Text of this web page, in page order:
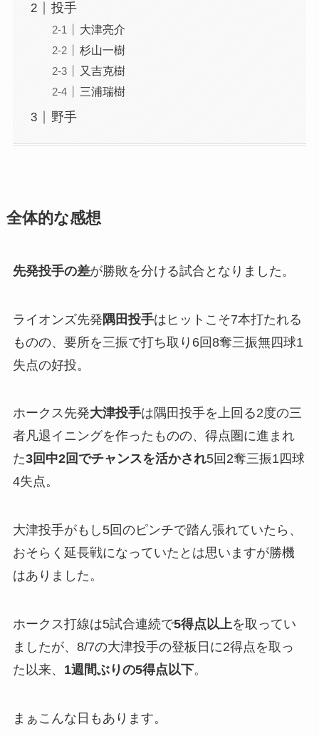
投手
大津亮介
杉山一樹
又吉克樹
三浦瑞樹
野手
全体的な感想
先発投手の差が勝敗を分ける試合となりました。
ライオンズ先発隅田投手はヒットこそ7本打たれる
ものの、要所を三振で打ち取り6回8奪三振無四球1
失点の好投。
ホークス先発大津投手は隅田投手を上回る2度の三
者凡退イニングを作ったものの、得点圏に進まれ
た3回中2回でチャンスを活かされ5回2奪三振1四球
4失点。
大津投手がもし5回のピンチで踏ん張れていたら、
おそらく延長戦になっていたとは思いますが勝機
はありました。
ホークス打線は5試合連続で5得点以上を取ってい
ましたが、8/7の大津投手の登板日に2得点を取っ
た以来、 1週間ぶりの5得点以下。
まぁこんな日もあります。